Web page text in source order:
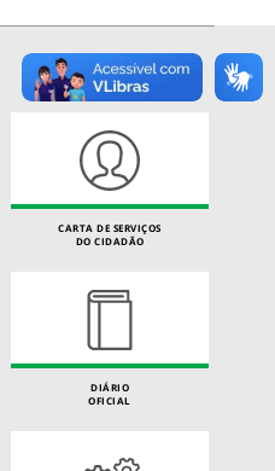
CARTA DE SERVIÇOS
DO CIDADÃO
DIÁRIO
OFICIAL